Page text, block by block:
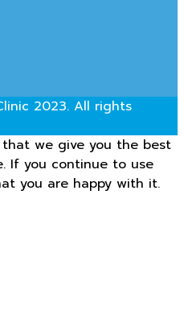
2023. All rights
we give you the best
If you continue to use
you are happy with it.